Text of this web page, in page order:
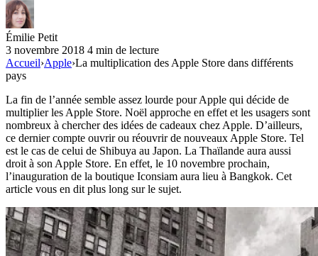
Émilie Petit
3 novembre 2018 4 min de lecture
Accueil›Apple›La multiplication des Apple Store dans différents
pays
La fin de l’année semble assez lourde pour Apple qui décide de
multiplier les Apple Store. Noël approche en effet et les usagers sont
nombreux à chercher des idées de cadeaux chez Apple. D’ailleurs,
ce dernier compte ouvrir ou réouvrir de nouveaux Apple Store. Tel
est le cas de celui de Shibuya au Japon. La Thaïlande aura aussi
droit à son Apple Store. En effet, le 10 novembre prochain,
l’inauguration de la boutique Iconsiam aura lieu à Bangkok. Cet
article vous en dit plus long sur le sujet.